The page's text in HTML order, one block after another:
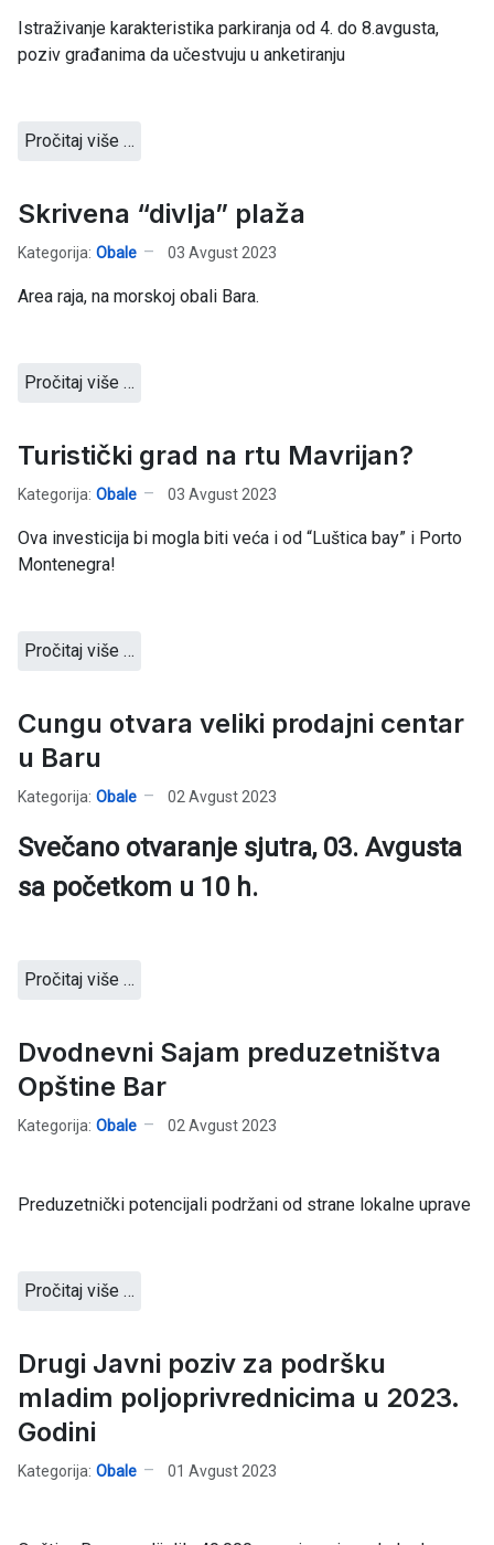
Istraživanje karakteristika parkiranja od 4. do 8.avgusta,
poziv građanima da učestvuju u anketiranju
Pročitaj više …
Skrivena “divlja” plaža
Kategorija: Obale 03 Avgust 2023
Area raja, na morskoj obali Bara.
Pročitaj više …
Turistički grad na rtu Mavrijan?
Kategorija: Obale 03 Avgust 2023
Ova investicija bi mogla biti veća i od “Luštica bay” i Porto
Montenegra!
Pročitaj više …
Cungu otvara veliki prodajni centar
u Baru
Kategorija: Obale 02 Avgust 2023
Svečano otvaranje sjutra, 03. Avgusta
sa početkom u 10 h.
Pročitaj više …
Dvodnevni Sajam preduzetništva
Opštine Bar
Kategorija: Obale 02 Avgust 2023
Preduzetnički potencijali podržani od strane lokalne uprave
Pročitaj više …
Drugi Javni poziv za podršku
mladim poljoprivrednicima u 2023.
Godini
Kategorija: Obale 01 Avgust 2023